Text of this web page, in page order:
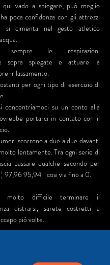
qui vado a spiegare, può meglio
poca confidenza con gli attrezzi
si cimenta nel gesto atletico
sempre le respirazioni
sopra spiegate e attuare la
rilassamento.
per ogni tipo di esercizio di
concentriamoci su un conto alla
portarci in contato con il
scorrono a due a due davanti
lentamente. Tra ogni serie di
passare qualche secondo per
97,96 95,94 ¦ cosi via fino a 0.
molto difficile terminare il
distrarsi, sarete costretti a
piò volte.